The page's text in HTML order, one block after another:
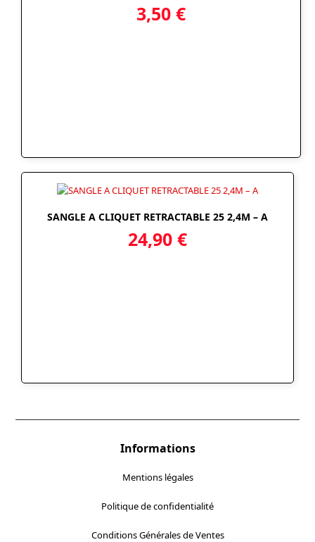
3,50 €
SANGLE A CLIQUET RETRACTABLE 25 2,4M – A
24,90 €
Informations
Mentions légales
Politique de confidentialité
Conditions Générales de Ventes